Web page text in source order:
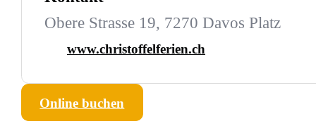
Obere Strasse 19, 7270 Davos Platz
www.christoffelferien.ch
Online buchen